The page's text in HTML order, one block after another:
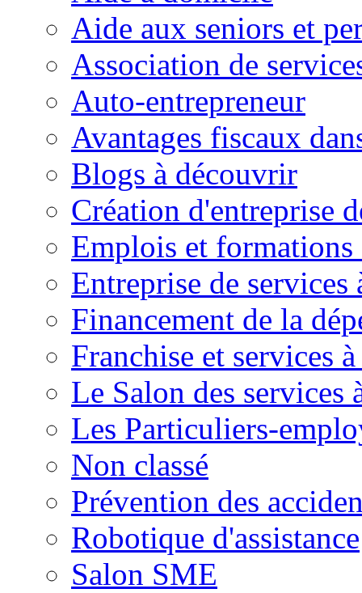
Aide aux seniors et
Association de
Auto-entrepreneur
Avantages fiscaux
Blogs à découvrir
Création d'entreprise
Emplois et formations
Entreprise de services
Financement de la
Franchise et services
Le Salon des services
Les Particuliers-
Non classé
Prévention des
Robotique d'assistance
Salon SME